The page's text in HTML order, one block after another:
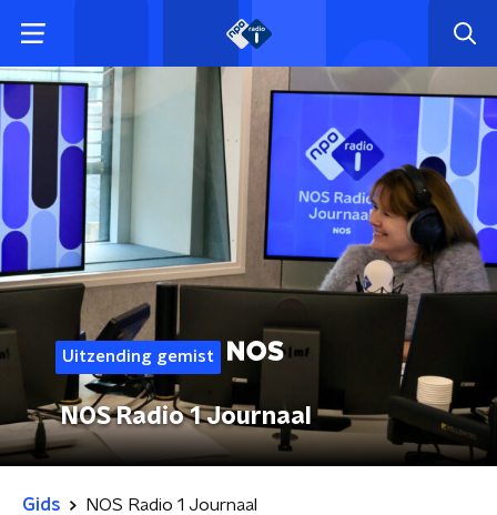
Uitzending gemist
NOS Radio 1 Journaal
Gids NOS Radio 1 Journaal